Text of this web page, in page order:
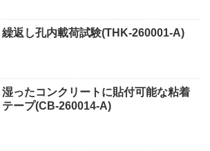
繰返し孔内載荷試験(THK-260001-A)
湿ったコンクリートに貼付可能な粘着
テープ(CB-260014-A)